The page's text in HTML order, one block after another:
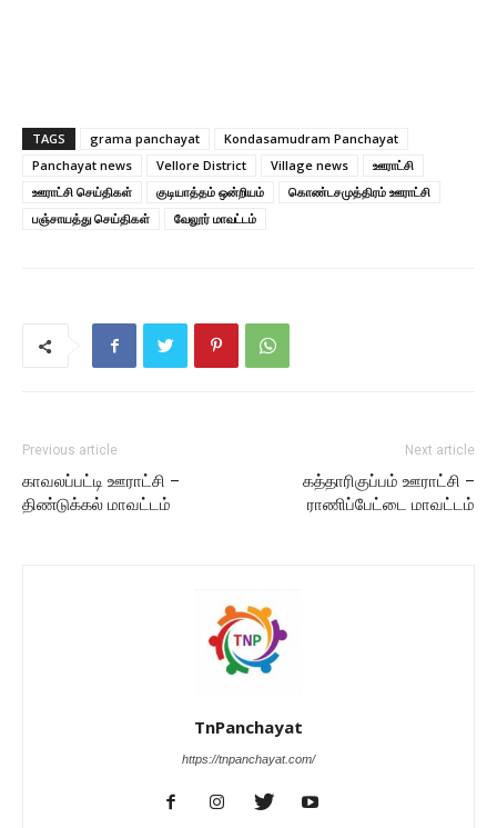
TAGS grama panchayat
Kondasamudram Panchayat
Panchayat news
Vellore District Village news
ஊராட்சி
ஊராட்சி செய்திகள்
குடியாத்தம் ஒன்றியம்
கொண்டசமுத்திரம் ஊராட்சி
பஞ்சாயத்து செய்திகள்
வேலூர் மாவட்டம்
Previous article
காவலப்பட்டி ஊராட்சி –
திண்டுக்கல் மாவட்டம்
Next article
கத்தாரிகுப்பம் ஊராட்சி –
ராணிப்பேட்டை மாவட்டம்
TnPanchayat
https://tnpanchayat.com/